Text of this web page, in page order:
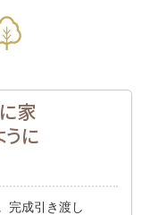
家
うに
完成引き渡し